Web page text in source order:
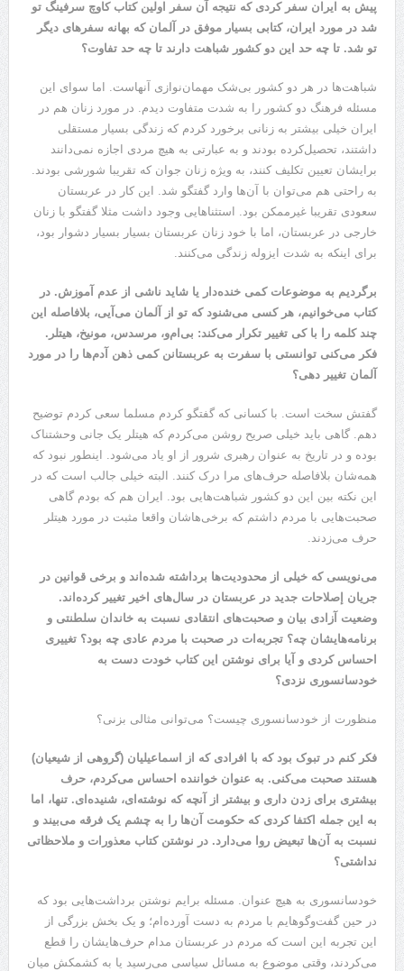
پیش به ایران سفر کردی که نتیجه آن سفر اولین کتاب کاوچ سرفینگ تو
شد در مورد ایران، کتابی بسیار موفق در آلمان که بهانه سفر‌های دیگر
تو شد. تا چه حد این دو کشور شباهت دارند تا چه حد تفاوت؟
شباهت‌ها در هر دو کشور بی‌شک مهمان‌نوازی آنهاست. اما سوای این
مسئله فرهنگ دو کشور را به شدت متفاوت دیدم. در مورد زنان هم در
ایران خیلی بیشتر به زنانی برخورد کردم که زندگی بسیار مستقلی
داشتند، تحصیل‌کرده بودند و به عبارتی به هیچ مردی اجازه نمی‌دانند
برایشان تعیین تکلیف کنند، به ویژه زنان جوان که تقریبا شورشی بودند.
به راحتی هم می‌توان با آن‌ها وارد گفتگو شد. این کار در عربستان
سعودی تقریبا غیرممکن بود. استثنا‌هایی وجود داشت مثلا گفتگو با زنان
خارجی در عربستان، اما با خود زنان عربستان بسیار بسیار دشوار بود،
برای اینکه به شدت ایزوله زندگی می‌کنند.
برگردیم به موضوعات کمی خنده‌دار یا شاید ناشی از عدم آموزش. در
کتاب می‌خوانیم، هر کسی می‌شنود که تو از آلمان می‌آیی، بلافاصله این
چند کلمه را با کی تغییر تکرار می‌کند: بی‌ام‌و، مرسدس، مونیخ، هیتلر.
فکر می‌کنی توانستی با سفرت به عربستانن کمی ذهن آدم‌ها را در مورد
آلمان تغییر دهی؟
گفتش سخت است. با کسانی که گفتگو کردم مسلما سعی کردم توضیح
دهم. گاهی باید خیلی صریح روشن می‌کردم که هیتلر یک جانی وحشتناک
بوده و در تاریخ به عنوان رهبری شرور از او یاد می‌شود. اینطور نبود که
همه‌شان بلافاصله حرف‌های مرا درک کنند. البته خیلی جالب است که در
این نکته بین این دو کشور شباهت‌هایی بود. ایران هم که بودم گاهی
صحبت‌هایی با مردم داشتم که برخی‌هاشان واقعا مثبت در مورد هیتلر
حرف می‌زدند.
می‌نویسی که خیلی از محدودیت‌ها برداشته شده‌اند و برخی قوانین در
جریان إصلاحات جدید در عربستان در سال‌های اخیر تغییر کرده‌اند.
وضعیت آزادی بیان و صحبت‌های انتقادی نسبت به خاندان سلطنتی و
برنامه‌هایشان چه؟ تجربه‌ات در صحبت با مردم عادی چه بود؟ تغییری
احساس کردی و آیا برای نوشتن این کتاب خودت دست به
خودسانسوری نزدی؟
منظورت از خودسانسوری چیست؟ می‌توانی مثالی بزنی؟
فکر کنم در تبوک بود که با افرادی که از اسماعیلیان (گروهی از شیعیان)
هستند صحبت می‌کنی. به عنوان خواننده احساس می‌کردم، حرف
بیشتری برای زدن داری و بیشتر از آنچه که نوشته‌ای، شنیده‌ای. تنها، اما
به این جمله اکتفا کردی که حکومت آن‌ها را به چشم یک فرقه می‌بیند و
نسبت به آن‌ها تبعیض روا می‌دارد. در نوشتن کتاب معذورات و ملاحظاتی
نداشتی؟
خودسانسوری به هیچ عنوان. مسئله برایم نوشتن برداشت‌هایی بود که
در حین گفت‌وگوهایم با مردم به دست آورده‌ام؛ و یک بخش بزرگی از
این تجربه این است که مردم در عربستان مدام حرف‌هایشان را قطع
می‌کردند، وقتی موضوع به مسائل سیاسی می‌رسید یا به کشمکش میان